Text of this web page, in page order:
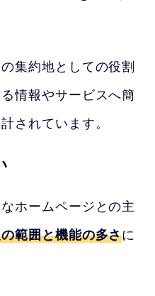
集約地としての役割
情報やサービスへ簡
されています。
ホームページとの主
範囲と機能の多さに